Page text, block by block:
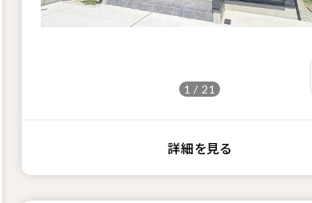
1 / 21
詳細を見る